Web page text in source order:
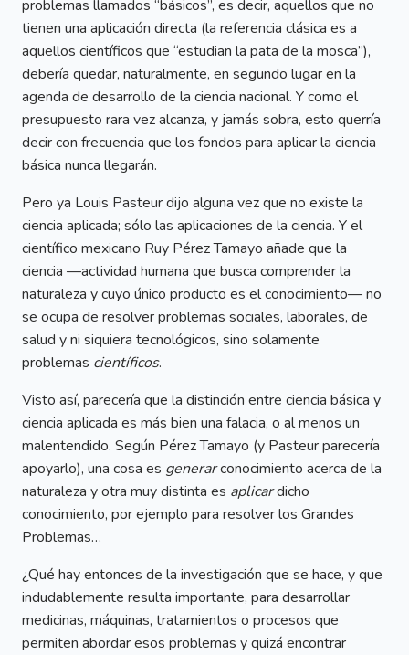
problemas llamados “básicos”, es decir, aquellos que no
tienen una aplicación directa (la referencia clásica es a
aquellos científicos que “estudian la pata de la mosca”),
debería quedar, naturalmente, en segundo lugar en la
agenda de desarrollo de la ciencia nacional. Y como el
presupuesto rara vez alcanza, y jamás sobra, esto querría
decir con frecuencia que los fondos para aplicar la ciencia
básica nunca llegarán.
Pero ya Louis Pasteur dijo alguna vez que no existe la
ciencia aplicada; sólo las aplicaciones de la ciencia. Y el
científico mexicano Ruy Pérez Tamayo añade que la
ciencia —actividad humana que busca comprender la
naturaleza y cuyo único producto es el conocimiento— no
se ocupa de resolver problemas sociales, laborales, de
salud y ni siquiera tecnológicos, sino solamente
problemas científicos.
Visto así, parecería que la distinción entre ciencia básica y
ciencia aplicada es más bien una falacia, o al menos un
malentendido. Según Pérez Tamayo (y Pasteur parecería
apoyarlo), una cosa es generarconocimiento acerca de la
naturaleza y otra muy distinta es aplicardicho
conocimiento, por ejemplo para resolver los Grandes
Problemas…
¿Qué hay entonces de la investigación que se hace, y que
indudablemente resulta importante, para desarrollar
medicinas, máquinas, tratamientos o procesos que
permiten abordar esos problemas y quizá encontrar